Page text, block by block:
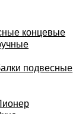
концевые
подвесные